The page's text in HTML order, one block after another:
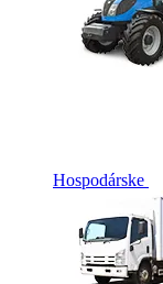
Hospodárske